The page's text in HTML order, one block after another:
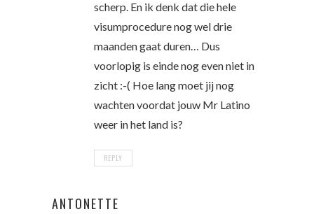
scherp. En ik denk dat die hele
visumprocedure nog wel drie
maanden gaat duren… Dus
voorlopig is einde nog even niet in
zicht :-( Hoe lang moet jij nog
wachten voordat jouw Mr Latino
weer in het land is?
REPLY
ANTONETTE